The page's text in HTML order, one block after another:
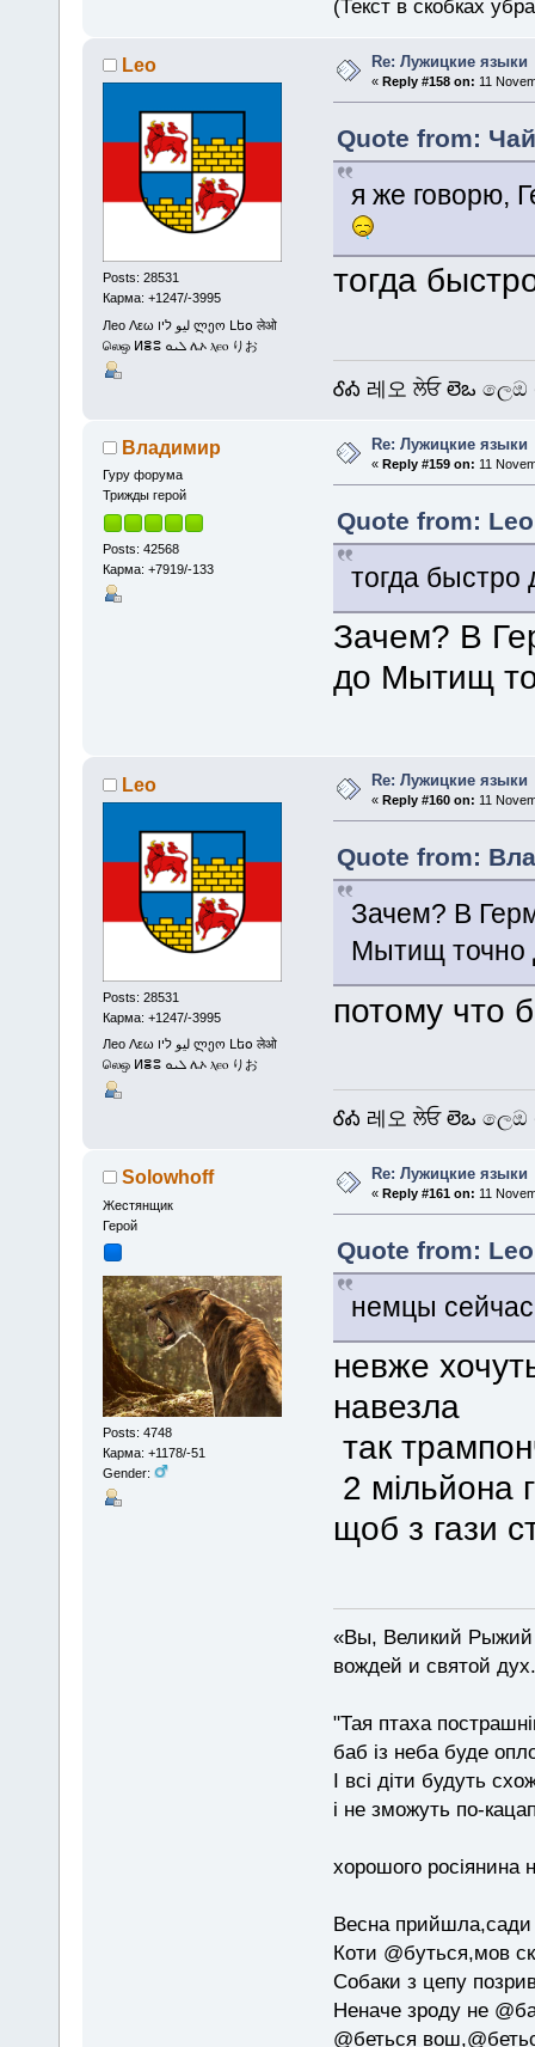
(Текст в скобках
Leo
Posts: 28531
Карма: +1247/-3995
Лео Λεω ليو ליו ლეო Լեօ लेओ
லெஒ ⵍⴻⵓ ܠܝܘ ሌኦ ⲗⲉⲟ りお
Re: Лужицкие языки
«Reply #158 on: 11
Quote from:
я же говорю,
тогда
ᎴᎣ 레오 ਲੇਓ లెఒ
Владимир
Гуру форума
Трижды герой
Posts: 42568
Карма: +7919/-133
Re: Лужицкие языки
«Reply #159 on: 11
Quote from:
тогда
Зачем? В
до Мытищ
Leo
Posts: 28531
Карма: +1247/-3995
Лео Λεω ليو ליו ლეო Լեօ लेओ
லெஒ ⵍⴻⵓ ܠܝܘ ሌኦ ⲗⲉⲟ りお
Re: Лужицкие языки
« Reply #160 on: 11
Quote from:
Зачем? В
Мытищ точно
потому что
ᎴᎣ 레오 ਲੇਓ లెఒ
Solowhoff
Жестянщик
Герой
Posts: 4748
Карма: +1178/-51
Gender:
Re: Лужицкие языки
« Reply #161 on: 11
Quote from:
немцы
невже
навезла
так
2 мільйона
щоб з гази
«Вы, Великий Рыжий
вождей и святой
"Тая птаха
баб із неба буде
І всі діти будуть
і не зможуть по-
хорошого росіянина
Весна прийшла,сади
Коти @буться,мов
Собаки з цепу
Неначе зроду не
@беться